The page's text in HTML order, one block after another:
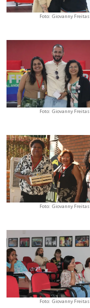
Foto: Giovanny Freitas
Foto: Giovanny Freitas
Foto: Giovanny Freitas
Foto: Giovanny Freitas